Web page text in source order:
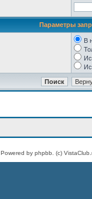
Параметры
В
Powered by phpbb. (c)